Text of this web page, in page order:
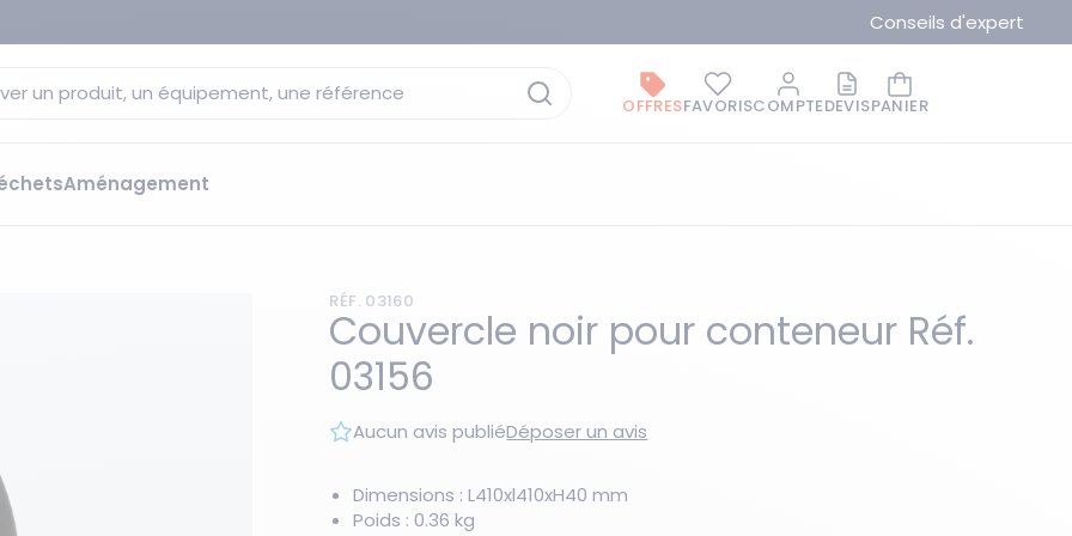
Conseils d'expert
un produit, un équipement, une référence
OFFRESFAVORISCOMPTEDEVISPANIER
de rétention
Aménagement
Couvercle noir pour conteneur Réf.
03156
RÉF. 03160
Aucun avis publiéDéposer un avis
Dimensions : L410xl410xH40 mm
Poids : 0.36 kg